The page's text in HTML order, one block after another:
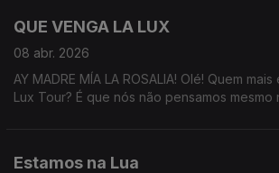
QUE VENGA LA LUX
08 abr. 2026
AY MADRE MÍA LA ROSALIA! Olé! Quem
Lux Tour? É que nós não pensamos mesmo
Estamos na Lua